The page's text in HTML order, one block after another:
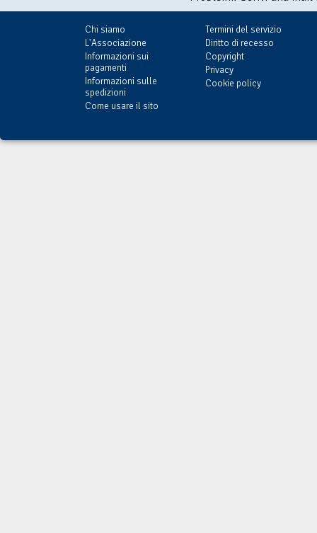
Chi siamo
L'Associazione
Informazioni sui
pagamenti
Informazioni sulle
spedizioni
Come usare il sito
Termini del servizio
Diritto di recesso
Copyright
Privacy
Cookie policy